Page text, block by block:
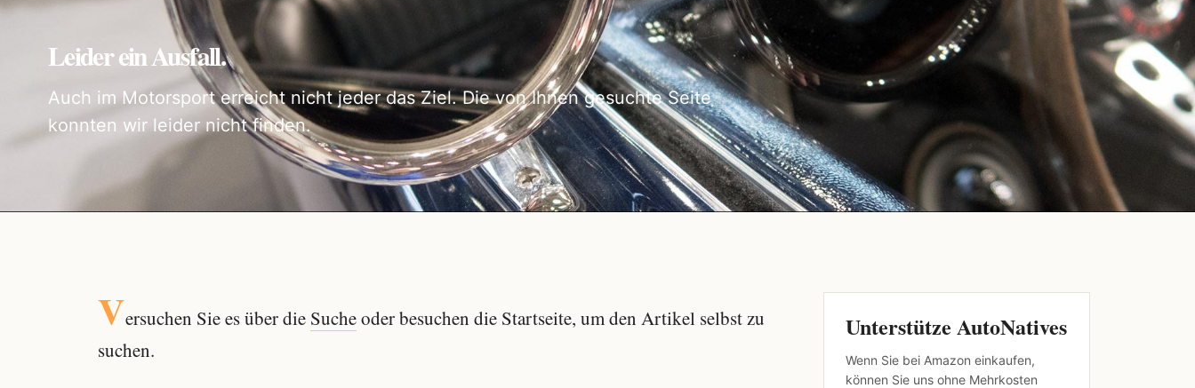
Leider ein Ausfall.
Auch im Motorsport erreicht nicht jeder das Ziel. Die von Ihnen gesuchte Seite
konnten wir leider nicht finden.
Versuchen Sie es über die Sucheoder besuchen die Startseite, um den Artikel selbst zu
suchen.
Unterstütze AutoNatives
Wenn Sie bei Amazon einkaufen,
können Sie uns ohne Mehrkosten